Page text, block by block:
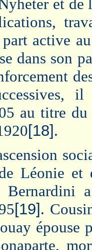
et
active
dans son
au titre
[18] .
Léonie et
[19] .
épouse